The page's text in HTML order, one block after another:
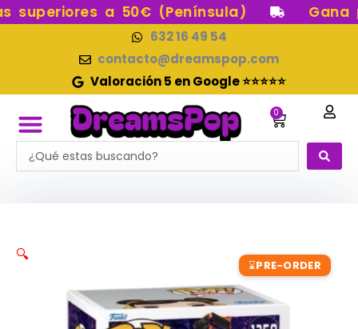
Ir
a 50€ (Península) Gana
632 16 49 54
contacto@dreamspop.com
Valoración 5 en Google ⭐⭐⭐⭐⭐
0
Carrito
Search
...
⌛PRE-ORDER
🔍